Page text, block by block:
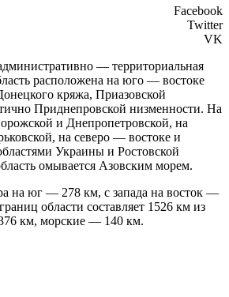
Facebook
Twitter
VK
— территориальная
расположена на юго — востоке
кряжа, Приазовской
Приднепровской низменности. На
и Днепропетровской, на
на северо — востоке и
Украины и Ростовской
омывается Азовским морем.
на юг — 278 км, с запада на восток —
области составляет 1526 км из
км, морские — 140 км.